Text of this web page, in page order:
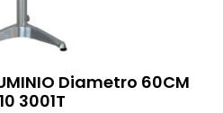
Diametro 60CM
3001T